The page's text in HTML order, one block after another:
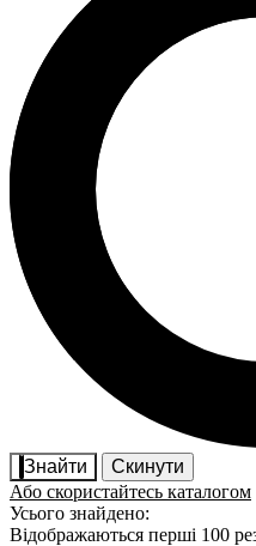
Знайти
Скинути
Або скористайтесь каталогом
Усього знайдено:
Відображаються перші 100